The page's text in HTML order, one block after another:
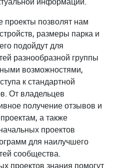
информации.
позволят нам
размеры парка и
подойдут для
разнообразной группы
возможностями,
к стандартной
От владельцев
получение отзывов и
а также
проектов
для наилучшего
сообщества.
проектов знания помогут